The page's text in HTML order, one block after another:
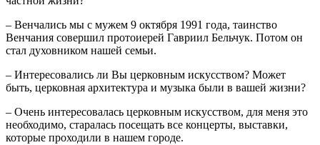
– Венчались мы с мужем 9 октября 1991 года, таинство
Венчания совершил протоиерей Гавриил Бельчук. Потом он
стал духовником нашей семьи.
– Интересовались ли Вы церковным искусством? Может
быть, церковная архитектура и музыка были в вашей жизни?
– Очень интересовалась церковным искусством, для меня это
необходимо, старалась посещать все концерты, выставки,
которые проходили в нашем городе.